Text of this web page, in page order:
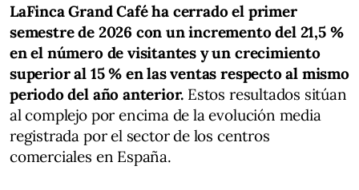
LaFinca Grand Café ha cerrado el primer
semestre de 2026 con un incremento del 21,5 %
en el número de visitantes y un crecimiento
superior al 15 % en las ventas respecto al mismo
periodo del año anterior. Estos resultados sitúan
al complejo por encima de la evolución media
registrada por el sector de los centros
comerciales en España.